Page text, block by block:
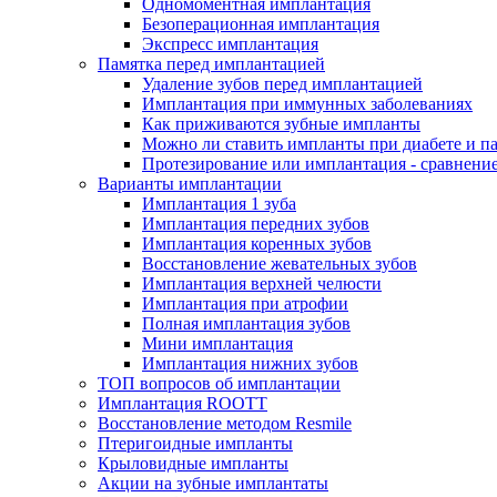
Одномоментная имплантация
Безоперационная имплантация
Экспресс имплантация
Памятка перед имплантацией
Удаление зубов перед имплантацией
Имплантация при иммунных заболеваниях
Как приживаются зубные импланты
Можно ли ставить импланты при диабете и
Протезирование или имплантация -
Варианты имплантации
Имплантация 1 зуба
Имплантация передних зубов
Имплантация коренных зубов
Восстановление жевательных зубов
Имплантация верхней челюсти
Имплантация при атрофии
Полная имплантация зубов
Мини имплантация
Имплантация нижних зубов
ТОП вопросов об имплантации
Имплантация ROOTT
Восстановление методом Resmile
Птеригоидные импланты
Крыловидные импланты
Акции на зубные имплантаты